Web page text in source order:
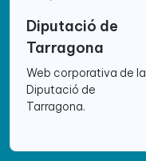
Diputació de
Tarragona
Web corporativa de la
Diputació de
Tarragona.